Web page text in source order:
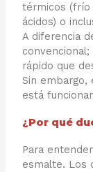
térmicos (frío
ácidos) o
A diferencia
rápido que
Sin embargo,
está
¿Por qué
Para
esmalte. Los